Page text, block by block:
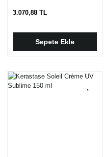
Bakım Kremi,
3.070,88 TL
Sepete Ekle